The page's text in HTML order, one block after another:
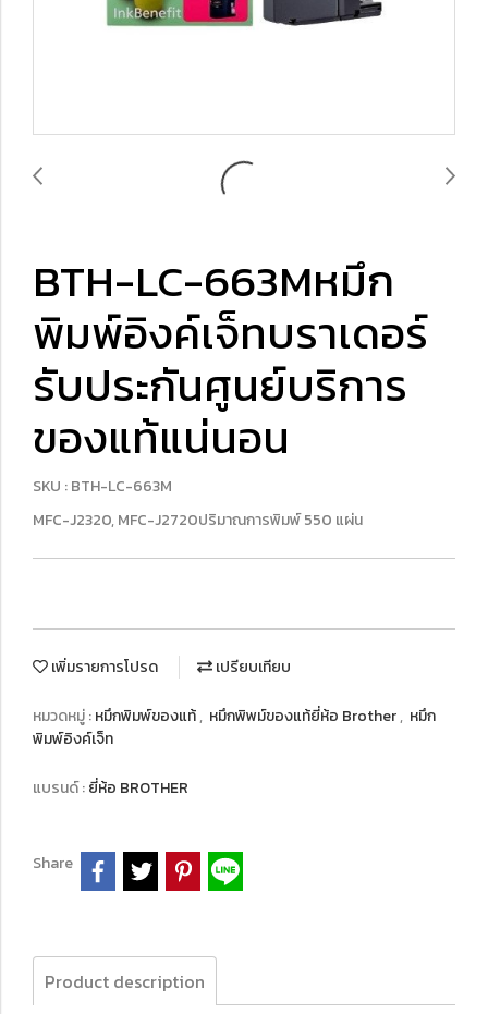
BTH-LC-663Mหมึก
พิมพ์อิงค์เจ็ทบราเดอร์
รับประกันศูนย์บริการ
ของแท้แน่นอน
SKU : BTH-LC-663M
MFC-J2320, MFC-J2720ปริมาณการพิมพ์ 550 แผ่น
เพิ่มรายการโปรด เปรียบเทียบ
หมวดหมู่ :หมึกพิมพ์ของแท้, หมึกพิพม์ของแท้ยี่ห้อ Brother, หมึก
พิมพ์อิงค์เจ็ท
แบรนด์ :ยี่ห้อ BROTHER
Share
Product description